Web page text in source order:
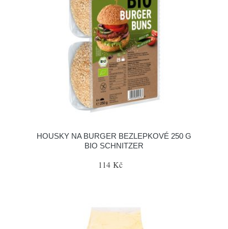
HOUSKY NA BURGER BEZLEPKOVÉ 250 G
BIO SCHNITZER
114 Kč